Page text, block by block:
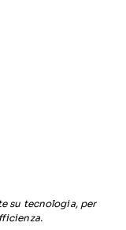
su tecnologia, per